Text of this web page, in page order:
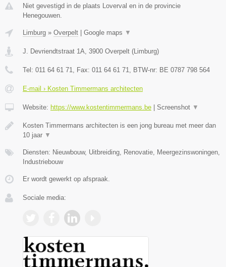
Niet gevestigd in de plaats Loverval en in de provincie
Henegouwen.
Limburg » Overpelt Google maps ▼
J. Devriendtstraat 1A 3900 Overpelt ( Limburg)
Tel: 011 64 61 71 , Fax: 011 64 61 71 , BTW-nr: BE 0787 798 564
E-mail › Kosten Timmermans architecten
Website: https://www.kostentimmermans.be Screenshot ▼
Kosten Timmermans architecten is een jong bureau met meer dan
10 jaar ▼
Diensten: Nieuwbouw, Uitbreiding, Renovatie, Meergezinswoningen,
Industriebouw
Er wordt gewerkt op afspraak.
Sociale media: